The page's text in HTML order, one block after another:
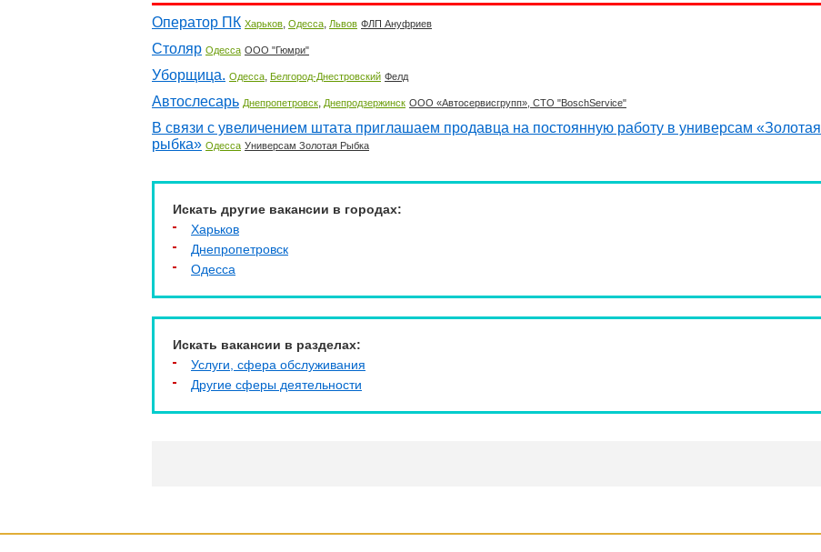
Оператор ПК Харьков, Одесса, Львов ФЛП Ануфриев
Столяр Одесса ООО "Гюмри"
Уборщица. Одесса, Белгород-Днестровский Фелд
Автослесарь Днепропетровск, Днепродзержинск ООО «Автосервисгрупп», СТО "BoschService"
В связи с увеличением штата приглашаем продавца на постоянную работу в универсам «Золотая
рыбка» Одесса Универсам Золотая Рыбка
Искать другие вакансии в городах:
Харьков
Днепропетровск
Одесса
Искать вакансии в разделах:
Услуги, cфера обслуживания
Другие сферы деятельности